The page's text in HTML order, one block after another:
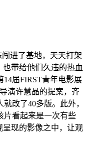
进了基地，天天打架
带给他们久违的热血
届FIRST青年电影展
演许慧晶的提案，齐
改了40多版。此外，
片看起来是一次有些
呈现的影像之中，让观